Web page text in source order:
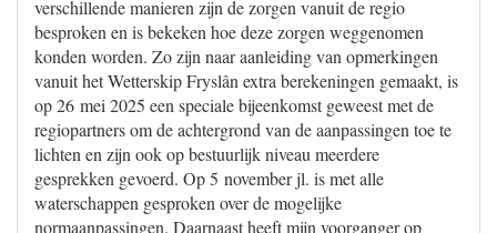
verschillende manieren zijn de zorgen vanuit de regio
besproken en is bekeken hoe deze zorgen weggenomen
konden worden. Zo zijn naar aanleiding van opmerkingen
vanuit het Wetterskip Fryslân extra berekeningen gemaakt, is
op 26 mei 2025 een speciale bijeenkomst geweest met de
regiopartners om de achtergrond van de aanpassingen toe te
lichten en zijn ook op bestuurlijk niveau meerdere
gesprekken gevoerd. Op 5 november jl. is met alle
waterschappen gesproken over de mogelijke
normaanpassingen. Daarnaast heeft mijn voorganger op